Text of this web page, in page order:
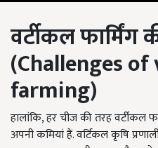
वर्टीकल फार्मिंग
(Challenges
farming)
हालांकि, हर चीज की तरह वर्टीकल
अपनी कमियां हैं. वर्टिकल कृषि